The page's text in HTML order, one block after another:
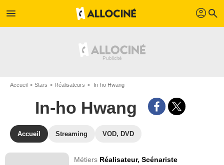
menu profil search
Accueil Stars Réalisateurs In-ho Hwang
In-ho Hwang
Accueil Streaming VOD, DVD
Métiers Réalisateur,Scénariste